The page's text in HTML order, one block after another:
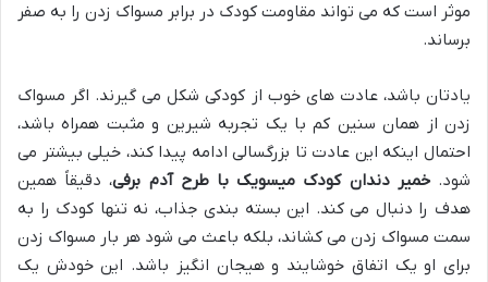
موثر است که می تواند مقاومت کودک در برابر مسواک زدن را به صفر
برساند.
یادتان باشد، عادت های خوب از کودکی شکل می گیرند. اگر مسواک
زدن از همان سنین کم با یک تجربه شیرین و مثبت همراه باشد،
احتمال اینکه این عادت تا بزرگسالی ادامه پیدا کند، خیلی بیشتر می
شود.خمیر دندان کودک میسویک با طرح آدم برفی، دقیقاً همین
هدف را دنبال می کند. این بسته بندی جذاب، نه تنها کودک را به
سمت مسواک زدن می کشاند، بلکه باعث می شود هر بار مسواک زدن
برای او یک اتفاق خوشایند و هیجان انگیز باشد. این خودش یک